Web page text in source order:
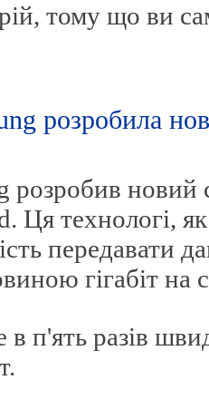
тому що ви
розробила
розробив новий
Ця технологі,
передавати
гігабіт на
п'ять разів